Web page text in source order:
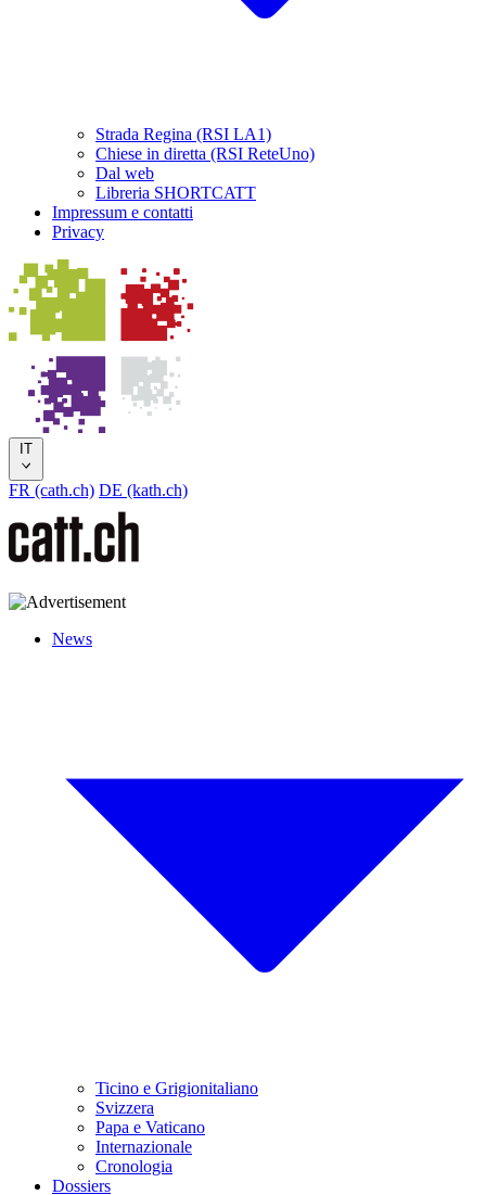
Strada Regina (RSI LA1)
Chiese in diretta (RSI ReteUno)
Dal web
Libreria SHORTCATT
Impressum e contatti
Privacy
IT
FR (cath.ch) DE (kath.ch)
News
Ticino e Grigionitaliano
Svizzera
Papa e Vaticano
Internazionale
Cronologia
Dossiers